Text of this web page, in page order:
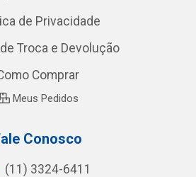
de Privacidade
Troca e Devolução
Comprar
Meus Pedidos
Conosco
(11) 3324-6411